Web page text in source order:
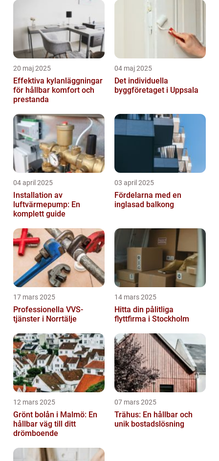
20 maj 2025
Effektiva kylanläggningar
för hållbar komfort och
prestanda
04 maj 2025
Det individuella
byggföretaget i Uppsala
04 april 2025
Installation av
luftvärmepump: En
komplett guide
03 april 2025
Fördelarna med en
inglasad balkong
17 mars 2025
Professionella VVS-
tjänster i Norrtälje
14 mars 2025
Hitta din pålitliga
flyttfirma i Stockholm
12 mars 2025
Grönt bolån i Malmö: En
hållbar väg till ditt
drömboende
07 mars 2025
Trähus: En hållbar och
unik bostadslösning